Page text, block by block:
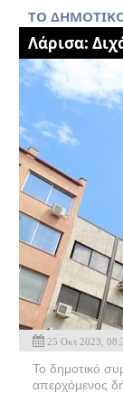
TO
Λάρισα:
25 Οκτ 2023,
To δημοτικό
απερχόμενος